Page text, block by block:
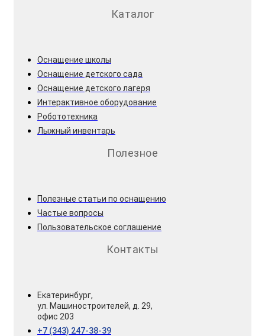
Каталог
Оснащение школы
Оснащение детского сада
Оснащение детского лагеря
Интерактивное оборудование
Робототехника
Лыжный инвентарь
Полезное
Полезные статьи по оснащению
Частые вопросы
Пользовательское соглашение
Контакты
Екатеринбург,
ул. Машиностроителей, д. 29,
офис 203
+7 (343) 247-38-39